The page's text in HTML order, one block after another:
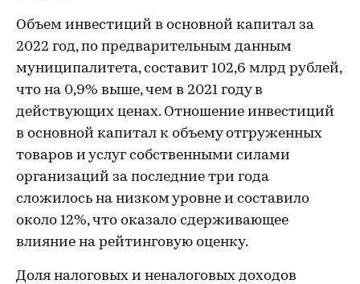
Объем инвестиций в основной капитал за
2022 год, по предварительным данным
муниципалитета, составит 102,6 млрд рублей,
что на 0,9% выше, чем в 2021 году в
действующих ценах. Отношение инвестиций
в основной капитал к объему отгруженных
товаров и услуг собственными силами
организаций за последние три года
сложилось на низком уровне и составило
около 12%, что оказало сдерживающее
влияние на рейтинговую оценку.
Доля налоговых и неналоговых доходов